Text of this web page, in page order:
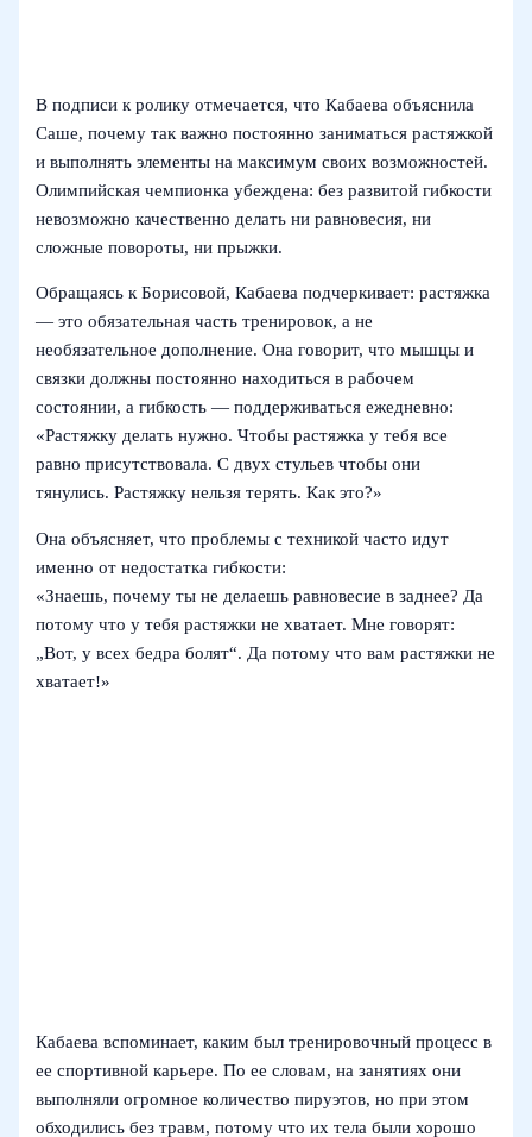
В подписи к ролику отмечается, что Кабаева объяснила
Саше, почему так важно постоянно заниматься растяжкой
и выполнять элементы на максимум своих возможностей.
Олимпийская чемпионка убеждена: без развитой гибкости
невозможно качественно делать ни равновесия, ни
сложные повороты, ни прыжки.
Обращаясь к Борисовой, Кабаева подчеркивает: растяжка
— это обязательная часть тренировок, а не
необязательное дополнение. Она говорит, что мышцы и
связки должны постоянно находиться в рабочем
состоянии, а гибкость — поддерживаться ежедневно:
«Растяжку делать нужно. Чтобы растяжка у тебя все
равно присутствовала. С двух стульев чтобы они
тянулись. Растяжку нельзя терять. Как это?»
Она объясняет, что проблемы с техникой часто идут
именно от недостатка гибкости:
«Знаешь, почему ты не делаешь равновесие в заднее? Да
потому что у тебя растяжки не хватает. Мне говорят:
„Вот, у всех бедра болят“. Да потому что вам растяжки не
хватает!»
Кабаева вспоминает, каким был тренировочный процесс в
ее спортивной карьере. По ее словам, на занятиях они
выполняли огромное количество пируэтов, но при этом
обходились без травм, потому что их тела были хорошо